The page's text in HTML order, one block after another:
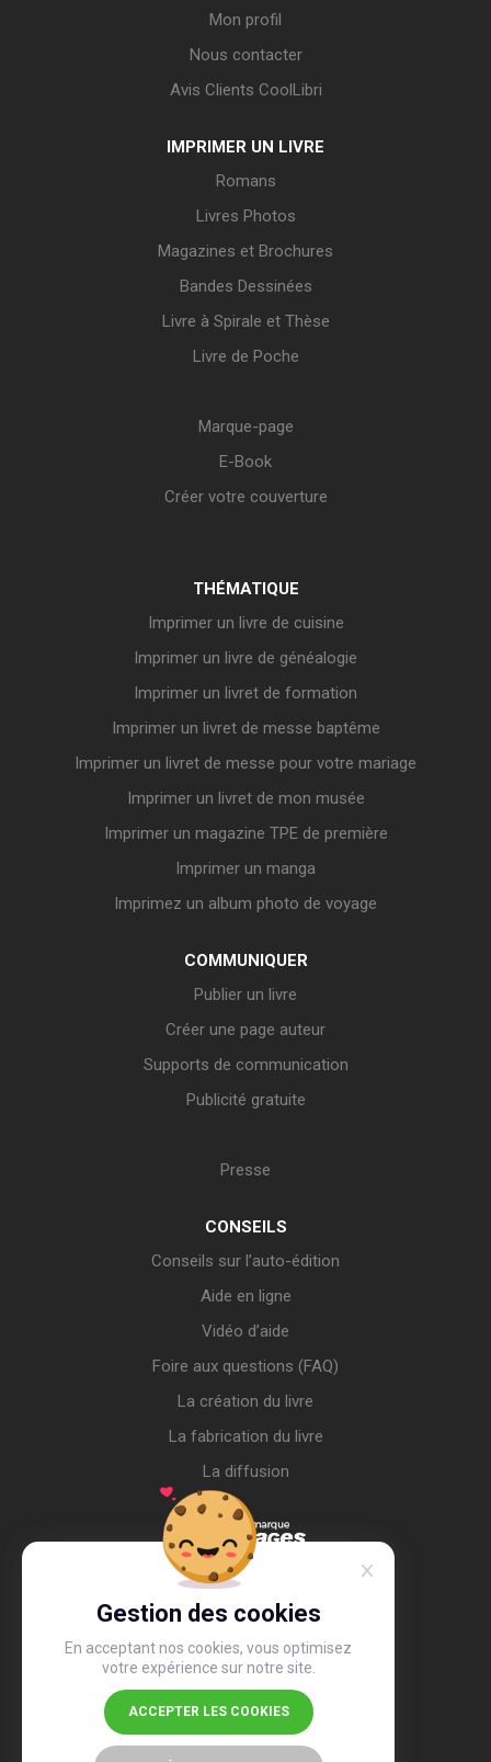
Gestion des cookies
En acceptant nos cookies, vous optimisez
votre expérience sur notre site.
ACCEPTER LES COOKIES
Mon profil
Nous contacter
Avis Clients CoolLibri
IMPRIMER UN LIVRE
Romans
Livres Photos
Magazines et Brochures
Bandes Dessinées
Livre à Spirale et Thèse
Livre de Poche
Marque-page
E-Book
Créer votre couverture
THÉMATIQUE
Imprimer un livre de cuisine
Imprimer un livre de généalogie
Imprimer un livret de formation
Imprimer un livret de messe baptême
Imprimer un livret de messe pour votre mariage
Imprimer un livret de mon musée
Imprimer un magazine TPE de première
Imprimer un manga
Imprimez un album photo de voyage
COMMUNIQUER
Publier un livre
Créer une page auteur
Supports de communication
Publicité gratuite
Presse
CONSEILS
Conseils sur l’auto-édition
Aide en ligne
Vidéo d’aide
Foire aux questions (FAQ)
La création du livre
La fabrication du livre
La diffusion
4,4